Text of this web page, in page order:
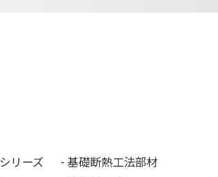
リーズ
- 基礎断熱工法部材